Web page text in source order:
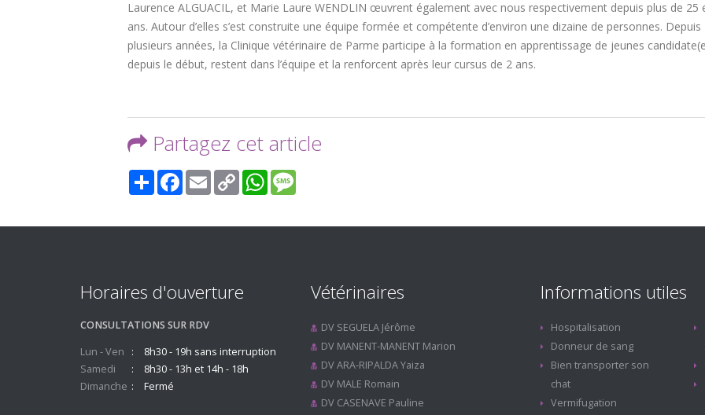
Laurence ALGUACIL, et Marie Laure WENDLIN œuvrent également avec nous respectivement depuis plus de 25
ans. Autour d’elles s’est construite une équipe formée et compétente d’environ une dizaine de personnes. Depuis
plusieurs années, la Clinique vétérinaire de Parme participe à la formation en apprentissage de jeunes
depuis le début, restent dans l’équipe et la renforcent après leur cursus de 2 ans.
Partagez cet article
Share Facebook
Email Copy
Link
WhatsApp
Horaires d'ouverture
CONSULTATIONS SUR RDV
Lun - Ven
8h30 - 19h sans interruption
Samedi
8h30 - 13h et 14h - 18h
Dimanche
Fermé
Vétérinaires
DV SEGUELA Jérôme
DV MANENT-MANENT Marion
DV ARA-RIPALDA Yaiza
DV MALE Romain
DV CASENAVE Pauline
Informations utiles
Hospitalisation
Donneur de sang
Bien transporter son
chat
Vermifugation